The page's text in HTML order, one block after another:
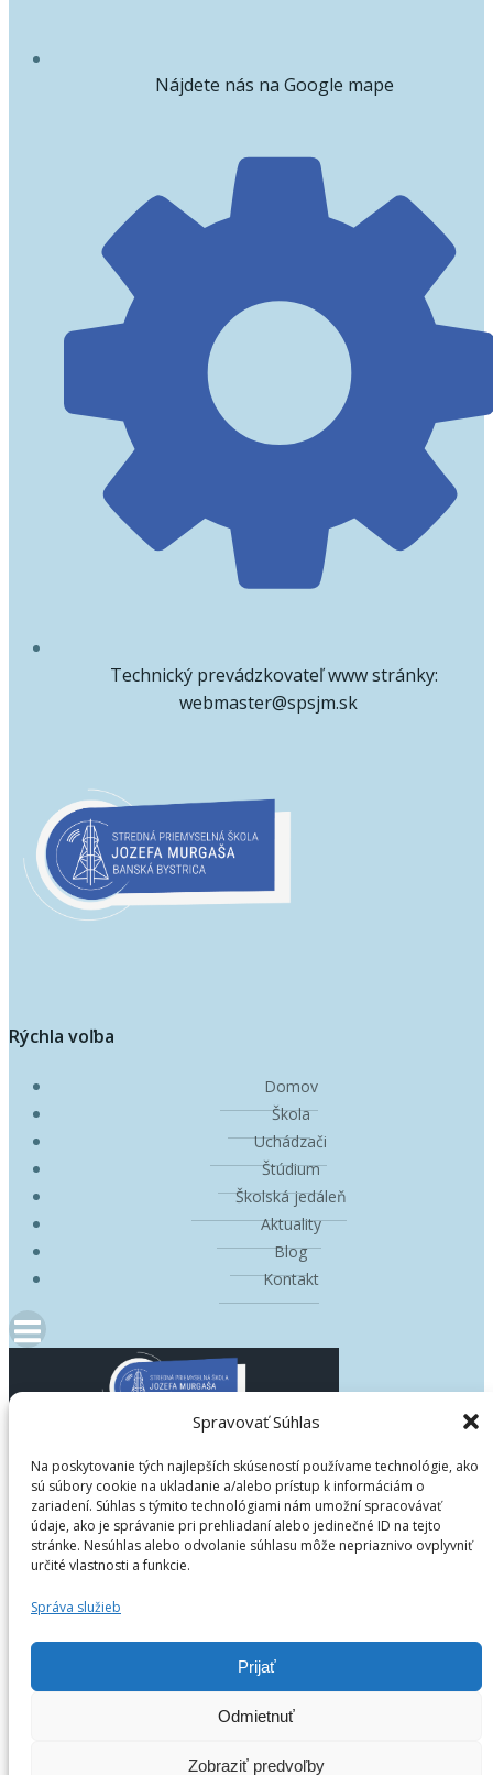
Spravovať Súhlas
Na poskytovanie tých najlepších skúseností používame technológie, ako
sú súbory cookie na ukladanie a/alebo prístup k informáciám o
zariadení. Súhlas s týmito technológiami nám umožní spracovávať
údaje, ako je správanie pri prehliadaní alebo jedinečné ID na tejto
stránke. Nesúhlas alebo odvolanie súhlasu môže nepriaznivo ovplyvniť
určité vlastnosti a funkcie.
Správa služieb
Prijať
Odmietnuť
Zobraziť predvoľby
Nájdete nás na Google mape
Technický prevádzkovateľ www stránky:
webmaster@spsjm.sk
Rýchla voľba
Domov
Škola
Uchádzači
Štúdium
Školská jedáleň
Aktuality
Blog
Kontakt
Domov
Škola
Uchádzači
Štúdium
Školská jedáleň
Kontakt